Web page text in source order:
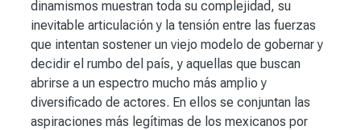
dinamismos muestran toda su complejidad, su
inevitable articulación y la tensión entre las fuerzas
que intentan sostener un viejo modelo de gobernar y
decidir el rumbo del país, y aquellas que buscan
abrirse a un espectro mucho más amplio y
diversificado de actores. En ellos se conjuntan las
aspiraciones más legítimas de los mexicanos por